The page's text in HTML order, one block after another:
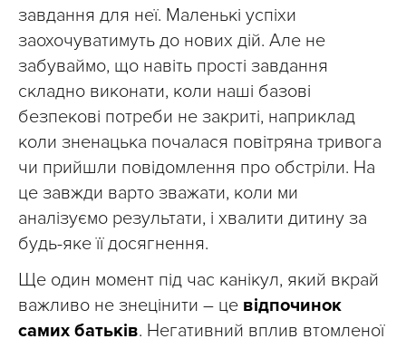
завдання для неї. Маленькі успіхи
заохочуватимуть до нових дій. Але не
забуваймо, що навіть прості завдання
складно виконати, коли наші базові
безпекові потреби не закриті, наприклад
коли зненацька почалася повітряна тривога
чи прийшли повідомлення про обстріли. На
це завжди варто зважати, коли ми
аналізуємо результати, і хвалити дитину за
будь-яке її досягнення.
Ще один момент під час канікул, який вкрай
важливо не знецінити – це відпочинок
самих батьків. Негативний вплив втомленої